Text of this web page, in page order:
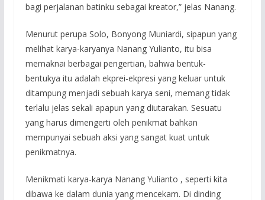
bagi perjalanan batinku sebagai kreator,” jelas Nanang.
Menurut perupa Solo, Bonyong Muniardi, sipapun yang
melihat karya-karyanya Nanang Yulianto, itu bisa
memaknai berbagai pengertian, bahwa bentuk-
bentukya itu adalah ekprei-ekpresi yang keluar untuk
ditampung menjadi sebuah karya seni, memang tidak
terlalu jelas sekali apapun yang diutarakan. Sesuatu
yang harus dimengerti oleh penikmat bahkan
mempunyai sebuah aksi yang sangat kuat untuk
penikmatnya.
Menikmati karya-karya Nanang Yulianto , seperti kita
dibawa ke dalam dunia yang mencekam. Di dinding